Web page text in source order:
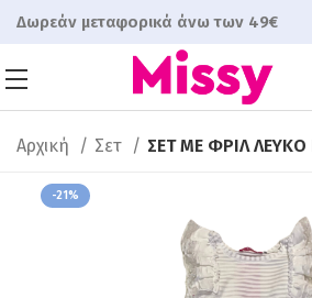
Δωρεάν μεταφορικά άνω των 49€
Αρχική Σετ ΣΕΤ ΜΕ ΦΡΙΛ ΛΕΥΚΟ
-21%